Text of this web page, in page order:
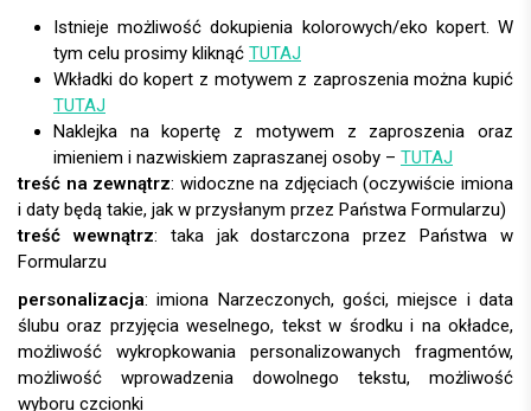
Istnieje możliwość dokupienia kolorowych/eko kopert. W
tym celu prosimy kliknąć TUTAJ
Wkładki do kopert z motywem z zaproszenia można kupić
TUTAJ
Naklejka na kopertę z motywem z zaproszenia oraz
imieniem i nazwiskiem zapraszanej osoby – TUTAJ
treść na zewnątrz: widoczne na zdjęciach (oczywiście imiona
i daty będą takie, jak w przysłanym przez Państwa Formularzu)
treść wewnątrz: taka jak dostarczona przez Państwa w
Formularzu
personalizacja: